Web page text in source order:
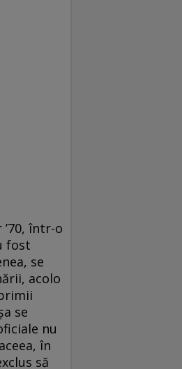
într-o
fost
se
acolo
se
nu
în
să